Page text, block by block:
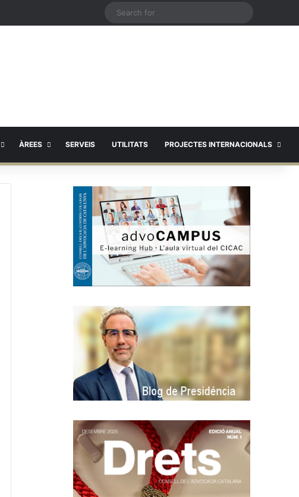
ÀREES SERVEIS UTILITATS PROJECTES INTERNACIONALS